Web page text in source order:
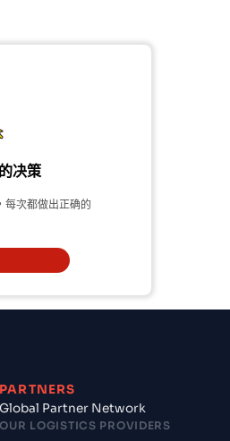
决策
每次都做出正确的
PARTNERS
Global Partner Network
OUR LOGISTICS PROVIDERS